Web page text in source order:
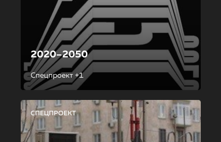
2020–2050
Спецпроект +1
СПЕЦПРОЕКТ